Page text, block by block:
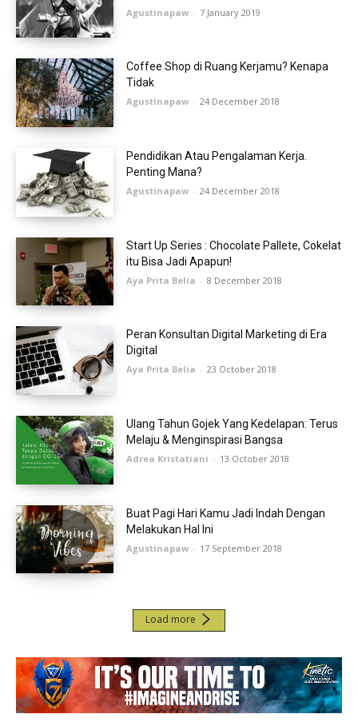
Agustinapaw - 7 January 2019
Coffee Shop di Ruang Kerjamu? Kenapa
Tidak
Agustinapaw - 24 December 2018
Pendidikan Atau Pengalaman Kerja.
Penting Mana?
Agustinapaw - 24 December 2018
Start Up Series : Chocolate Pallete, Cokelat
itu Bisa Jadi Apapun!
Aya Prita Belia - 8 December 2018
Peran Konsultan Digital Marketing di Era
Digital
Aya Prita Belia - 23 October 2018
Ulang Tahun Gojek Yang Kedelapan: Terus
Melaju & Menginspirasi Bangsa
Adrea Kristatiani - 13 October 2018
Buat Pagi Hari Kamu Jadi Indah Dengan
Melakukan Hal Ini
Agustinapaw - 17 September 2018
Load more